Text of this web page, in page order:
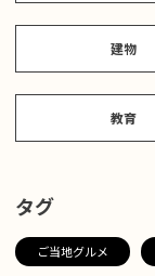
建物
教育
タグ
ご当地グルメ